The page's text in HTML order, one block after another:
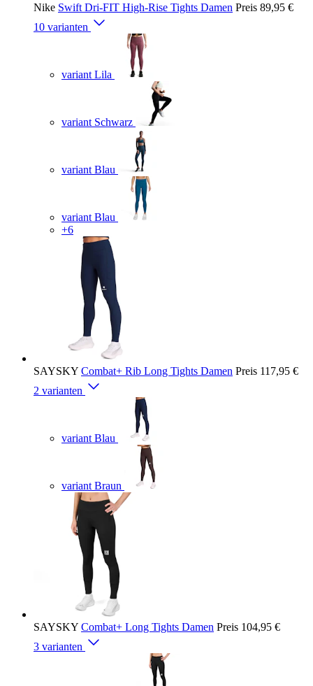
Nike Swift Dri-FIT High-Rise Tights Damen Preis 89,95 €
10 varianten
variant Lila
variant Schwarz
variant Blau
variant Blau
+6
SAYSKY Combat+ Rib Long Tights Damen Preis 117,95 €
2 varianten
variant Blau
variant Braun
SAYSKY Combat+ Long Tights Damen Preis 104,95 €
3 varianten